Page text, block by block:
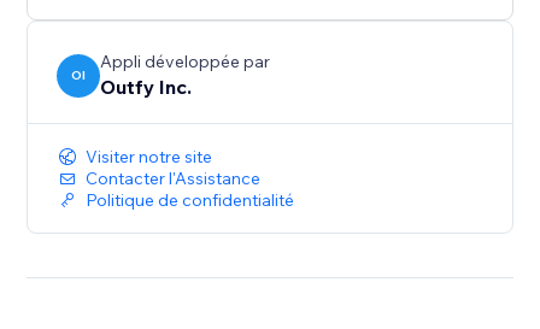
OI
Appli développée par
Outfy Inc.
Visiter notre site
Contacter l'Assistance
Politique de confidentialité